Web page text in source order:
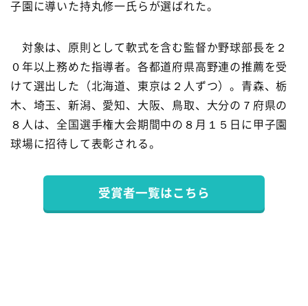
子園に導いた持丸修一氏らが選ばれた。
対象は、原則として軟式を含む監督か野球部長を２
０年以上務めた指導者。各都道府県高野連の推薦を受
けて選出した（北海道、東京は２人ずつ）。青森、栃
木、埼玉、新潟、愛知、大阪、鳥取、大分の７府県の
８人は、全国選手権大会期間中の８月１５日に甲子園
球場に招待して表彰される。
受賞者一覧はこちら